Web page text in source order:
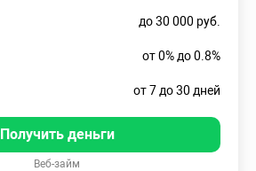
до 30 000 руб.
от 0% до 0.8%
от 7 до 30 дней
Получить деньги
Веб-займ